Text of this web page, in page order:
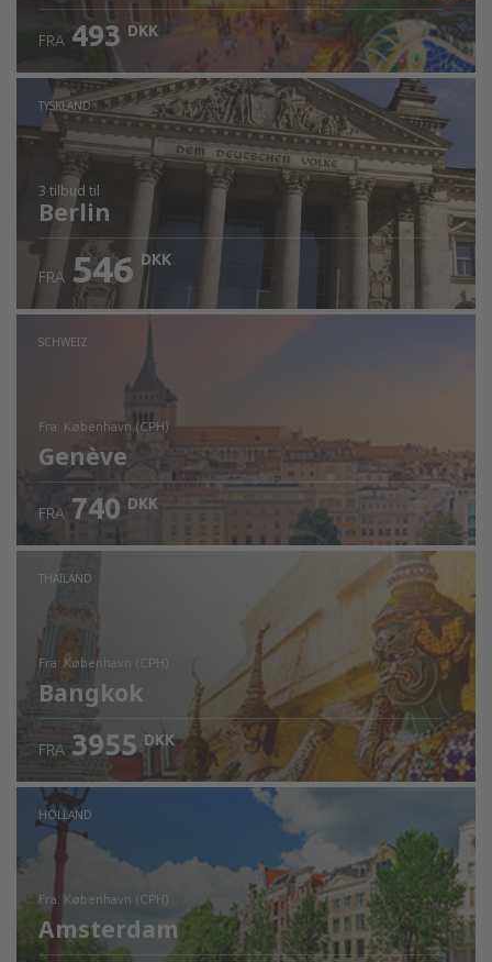
FRA 493 DKK
TYSKLAND
3 tilbud til
Berlin
FRA 546 DKK
SCHWEIZ
fra: København (CPH)
Genève
Kontrollér oplysninger
FRA 740 DKK
THAILAND
fra: København (CPH)
Bangkok
Kontrollér oplysninger
FRA 3955 DKK
HOLLAND
fra: København (CPH)
Amsterdam